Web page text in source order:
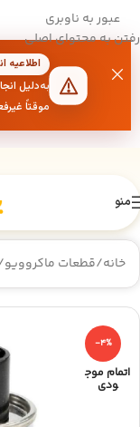
عبور به ناوبری
رفتن به محتوای اصلی
اطلاعیه
به‌دلیل
موقتاً
منو
خانه/قطعات ماکروویو
-4%
اتمام موج
ودی